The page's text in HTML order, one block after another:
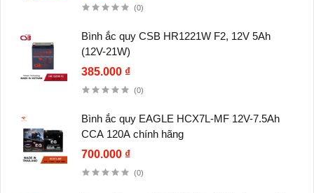
(0)
Bình ắc quy CSB HR1221W F2, 12V 5Ah
(12V-21W)
385.000 ₫
(0)
Bình ắc quy EAGLE HCX7L-MF 12V-7.5Ah
CCA 120A chính hãng
700.000 ₫
(0)